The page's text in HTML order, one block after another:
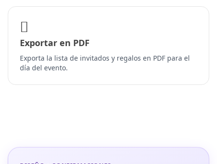
Exportar en PDF
Exporta la lista de invitados y regalos en PDF para el
día del evento.